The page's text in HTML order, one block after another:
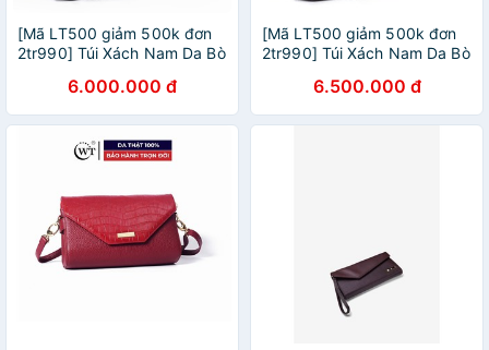
[Mã LT500 giảm 500k đơn
2tr990] Túi Xách Nam Da Bò
Nâu, Màu Đen WT Leather
090040601, 090040602
6.000.000 đ
[Mã LT500 giảm 500k đơn
2tr990] Túi Xách Nam Da Bò
Nâu WT Leather 090061401
6.500.000 đ